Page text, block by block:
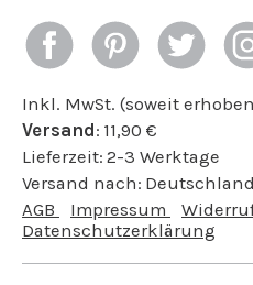
Inkl. MwSt. (soweit
Versand: 11,90 €
Lieferzeit: 2-3 Werktage
Versand nach: Deutschland
AGB
Impressum
Datenschutzerklärung